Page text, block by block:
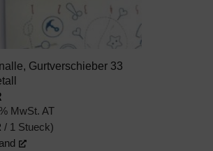
Gurtverschieber 33
MwSt. AT
/ 1 Stueck)